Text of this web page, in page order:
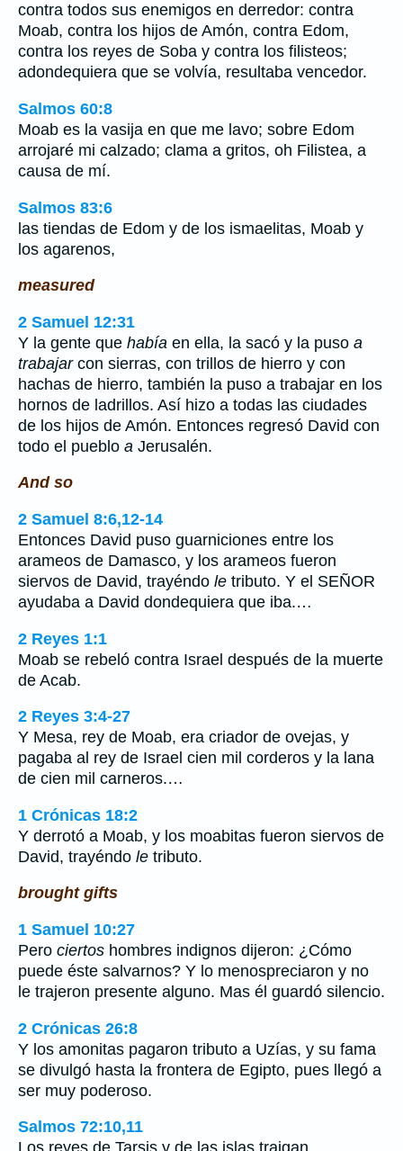
contra todos sus enemigos en derredor: contra
Moab, contra los hijos de Amón, contra Edom,
contra los reyes de Soba y contra los filisteos;
adondequiera que se volvía, resultaba vencedor.
Salmos 60:8
Moab es la vasija en que me lavo; sobre Edom
arrojaré mi calzado; clama a gritos, oh Filistea, a
causa de mí.
Salmos 83:6
las tiendas de Edom y de los ismaelitas, Moab y
los agarenos,
measured
2 Samuel 12:31
Y la gente que había en ella, la sacó y la puso a
trabajarcon sierras, con trillos de hierro y con
hachas de hierro, también la puso a trabajar en los
hornos de ladrillos. Así hizo a todas las ciudades
de los hijos de Amón. Entonces regresó David con
todo el pueblo a Jerusalén.
And so
2 Samuel 8:6,12-14
Entonces David puso guarniciones entre los
arameos de Damasco, y los arameos fueron
siervos de David, trayéndo le tributo. Y el SEÑOR
ayudaba a David dondequiera que iba.…
2 Reyes 1:1
Moab se rebeló contra Israel después de la muerte
de Acab.
2 Reyes 3:4-27
Y Mesa, rey de Moab, era criador de ovejas, y
pagaba al rey de Israel cien mil corderos y la lana
de cien mil carneros.…
1 Crónicas 18:2
Y derrotó a Moab, y los moabitas fueron siervos de
David, trayéndo le tributo.
brought gifts
1 Samuel 10:27
Pero ciertos hombres indignos dijeron: ¿Cómo
puede éste salvarnos? Y lo menospreciaron y no
le trajeron presente alguno. Mas él guardó silencio.
2 Crónicas 26:8
Y los amonitas pagaron tributo a Uzías, y su fama
se divulgó hasta la frontera de Egipto, pues llegó a
ser muy poderoso.
Salmos 72:10,11